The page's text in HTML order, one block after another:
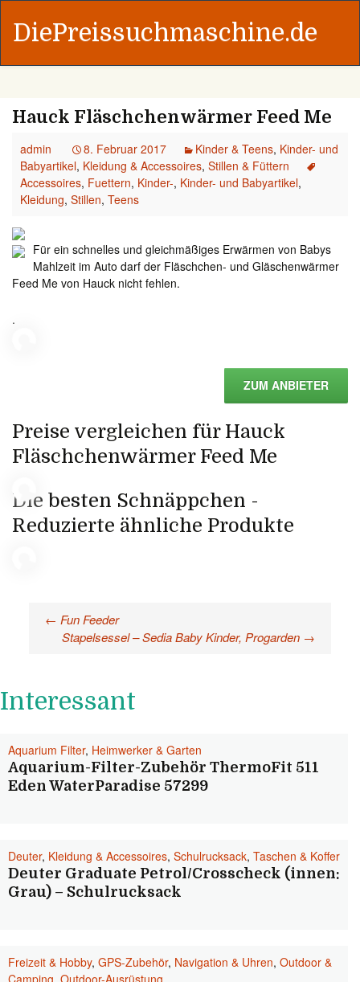
DiePreissuchmaschine.de
Hauck Fläschchenwärmer Feed Me
admin 8. Februar 2017 Kinder & Teens, Kinder- und
Babyartikel, Kleidung & Accessoires, Stillen & Füttern
Accessoires, Fuettern, Kinder-, Kinder- und Babyartikel,
Kleidung, Stillen, Teens
Für ein schnelles und gleichmäßiges Erwärmen von Babys
Mahlzeit im Auto darf der Fläschchen- und Gläschenwärmer
Feed Me von Hauck nicht fehlen.
.
ZUM ANBIETER
Preise vergleichen für Hauck
Fläschchenwärmer Feed Me
Die besten Schnäppchen -
Reduzierte ähnliche Produkte
Beitragsnavigation
← Fun Feeder
Stapelsessel – Sedia Baby Kinder, Progarden →
Interessant
Aquarium Filter, Heimwerker & Garten
Aquarium-Filter-Zubehör ThermoFit 511
Eden WaterParadise 57299
Deuter, Kleidung & Accessoires, Schulrucksack, Taschen & Koffer
Deuter Graduate Petrol/Crosscheck (innen:
Grau) – Schulrucksack
Freizeit & Hobby, GPS-Zubehör, Navigation & Uhren, Outdoor &
Camping, Outdoor-Ausrüstung